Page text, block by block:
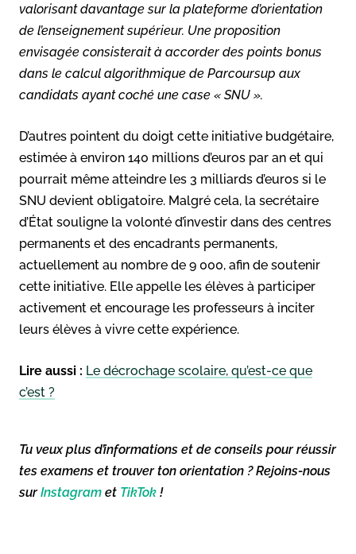
valorisant davantage sur la plateforme d’orientation
de l’enseignement supérieur. Une proposition
envisagée consisterait à accorder des points bonus
dans le calcul algorithmique de Parcoursup aux
candidats ayant coché une case « SNU ».
D’autres pointent du doigt cette initiative budgétaire,
estimée à environ 140 millions d’euros par an et qui
pourrait même atteindre les 3 milliards d’euros si le
SNU devient obligatoire. Malgré cela, la secrétaire
d’État souligne la volonté d’investir dans des centres
permanents et des encadrants permanents,
actuellement au nombre de 9 000, afin de soutenir
cette initiative. Elle appelle les élèves à participer
activement et encourage les professeurs à inciter
leurs élèves à vivre cette expérience.
Lire aussi : Le décrochage scolaire, qu’est-ce que
c’est ?
Tu veux plus d’informations et de conseils pour réussir
tes examens et trouver ton orientation ? Rejoins-nous
surInstagram et TikTok !